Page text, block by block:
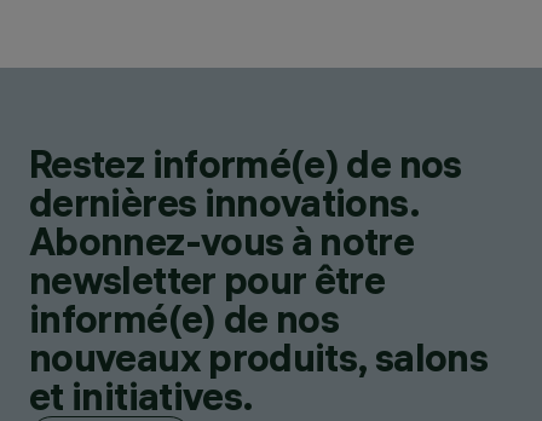
Restez informé(e) de nos
dernières innovations.
Abonnez-vous à notre
newsletter pour être
informé(e) de nos
nouveaux produits, salons
et initiatives.